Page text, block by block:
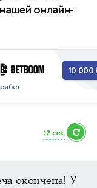
онлайн-
10 000
11 сек.
окончена! У